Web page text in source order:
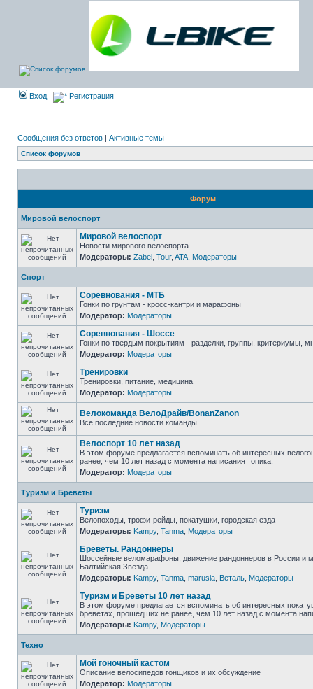
Вход Регистрация
Сообщения без ответов | Активные темы
Список форумов
Форум
Мировой велоспорт
Мировой велоспорт
Новости мирового велоспорта
Модераторы: Zabel Tour, ATA Модераторы
Спорт
Соревнования - МТБ
Гонки по грунтам - кросс-кантри и марафоны
Модератор: Модераторы
Соревнования - Шоссе
Гонки по твердым покрытиям - разделки, группы, критериумы,
Модератор: Модераторы
Тренировки
Тренировки, питание, медицина
Модератор: Модераторы
Велокоманда ВелоДрайв/BonanZanon
Все последние новости команды
Велоспорт 10 лет назад
В этом форуме предлагается вспоминать об интересных
ранее, чем 10 лет назад с момента написания топика.
Модератор: Модераторы
Туризм и Бреветы
Туризм
Велопоходы, трофи-рейды, покатушки, городская езда
Модераторы: Kampy, Tanma Модераторы
Бреветы. Рандоннеры
Шоссейные веломарафоны, движение рандоннеров в России и
Балтийская Звезда
Модераторы: Kampy, Tanma marusia Веталь Модераторы
Туризм и Бреветы 10 лет назад
В этом форуме предлагается вспоминать об интересных
бреветах, прошедших не ранее, чем 10 лет назад с момента
Модераторы: Kampy, Модераторы
Техно
Мой гоночный кастом
Описание велосипедов гонщиков и их обсуждение
Модератор: Модераторы